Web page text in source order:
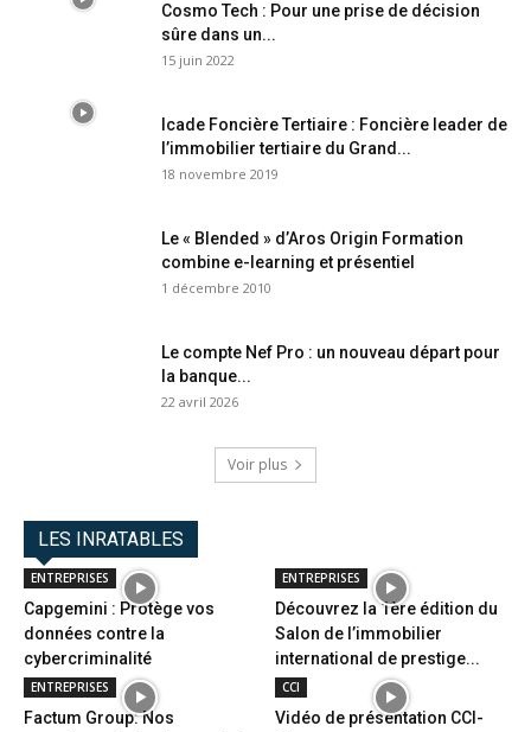
Cosmo Tech : Pour une prise de décision
sûre dans un...
15 juin 2022
Icade Foncière Tertiaire : Foncière leader de
l’immobilier tertiaire du Grand...
18 novembre 2019
Le « Blended » d’Aros Origin Formation
combine e-learning et présentiel
1 décembre 2010
Le compte Nef Pro : un nouveau départ pour
la banque...
22 avril 2026
Voir plus
LES INRATABLES
ENTREPRISES
Capgemini : Protège vos
données contre la
cybercriminalité
ENTREPRISES
Découvrez la 1ère édition du
Salon de l’immobilier
international de prestige...
ENTREPRISES
Factum Group: Nos
CCI
Vidéo de présentation CCI-